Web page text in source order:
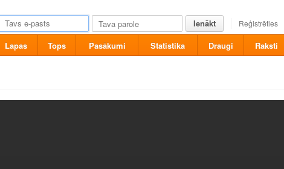
Ienākt Reģistrēties
Lapas Tops Pasākumi Statistika Draugi Raksti